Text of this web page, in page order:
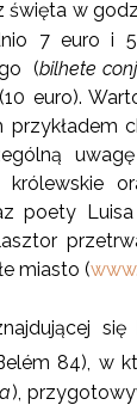
święta w
7 euro i
(bilhete
euro).
królewskie
poety
miasto (
się
84), w
),